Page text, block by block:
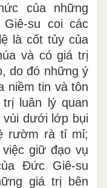
của những
su coi các
là cốt tủy của
và có giá trị
do đó những ý
niềm tin và tôn
luân lý quan
dưới lớp bụi
rườm rà tỉ mỉ;
giữ đạo vụ
Đức Giê-su
giá trị bên